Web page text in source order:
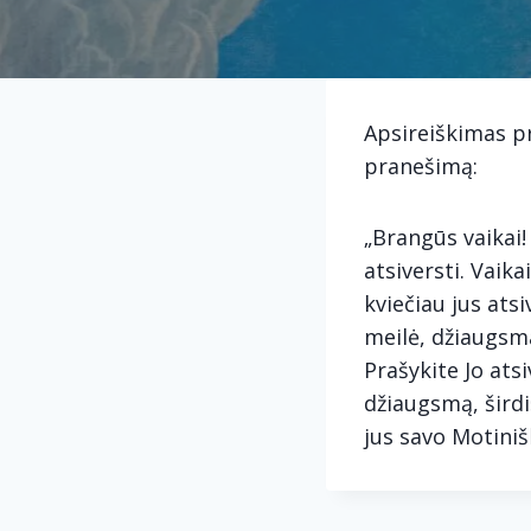
Apsireiškimas
pranešimą:
„Brangūs
atsiversti.
kviečiau jus
meilė,
Prašykite Jo
džiaugsmą,
jus savo